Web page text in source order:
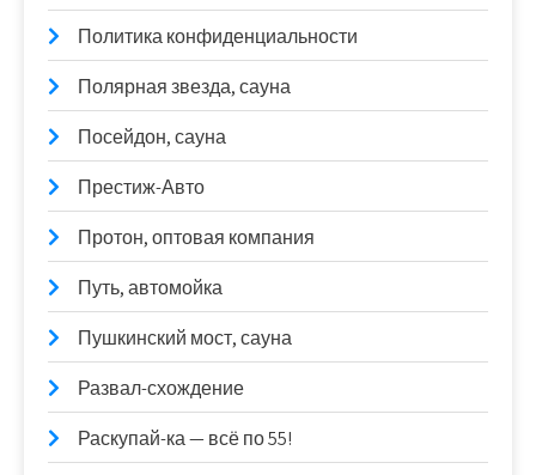
Политика конфиденциальности
Полярная звезда, сауна
Посейдон, сауна
Престиж-Авто
Протон, оптовая компания
Путь, автомойка
Пушкинский мост, сауна
Развал-схождение
Раскупай-ка — всё по 55!